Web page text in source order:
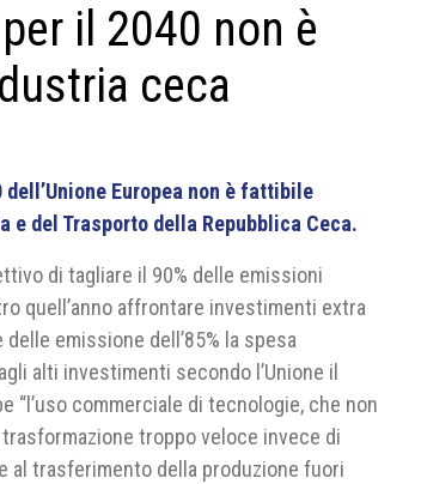
il 2040 non è
ceca
Europea non è fattibile
e del Trasporto della Repubblica Ceca.
di tagliare il 90% delle emissioni
quell’anno affrontare investimenti extra
emissione dell’85% la spesa
alti investimenti secondo l’Unione il
commerciale di tecnologie, che non
troppo veloce invece di
al trasferimento della produzione fuori